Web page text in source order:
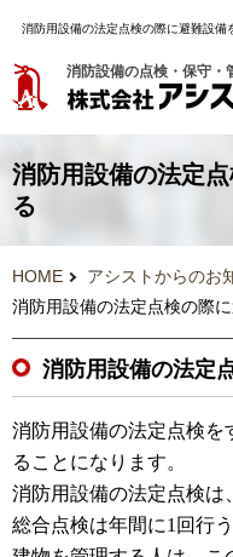
消防用設備の法定点検の際に避難設
消防設備の点検・保守・
消防用設備の法定
る
HOME
アシストからのお
消防用設備の法定点検の際
消防用設備の法定
消防用設備の法定点検を
ることになります。
消防用設備の法定点検は
総合点検は年間に1回行